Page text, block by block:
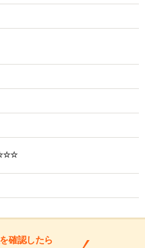
確認したら